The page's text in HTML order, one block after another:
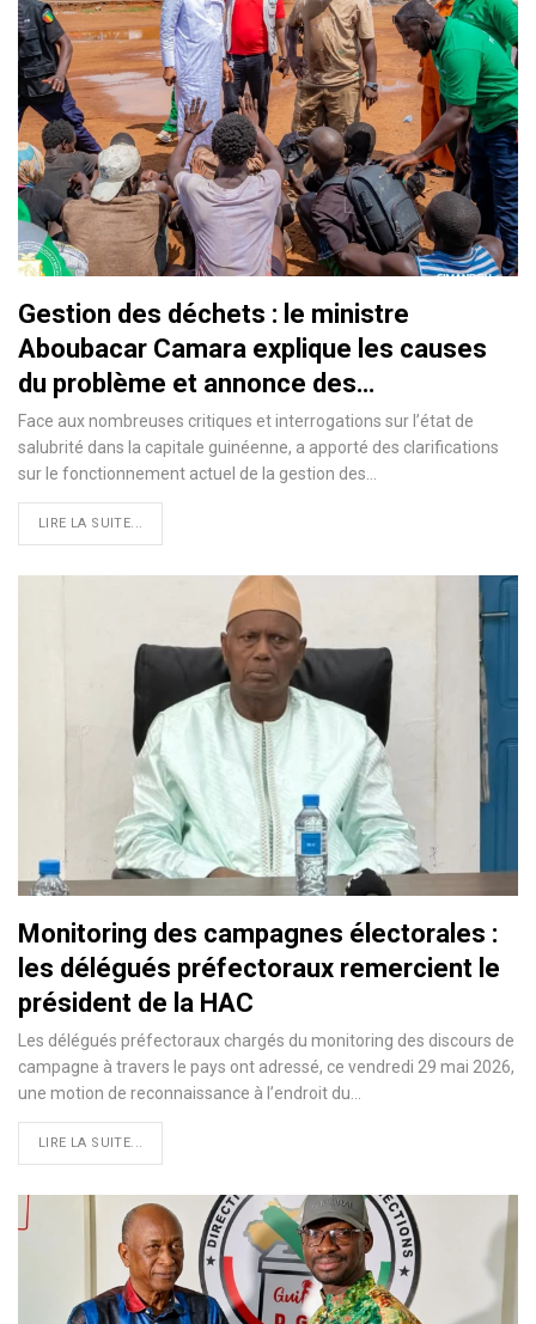
Gestion des déchets : le ministre
Aboubacar Camara explique les causes
du problème et annonce des…
Face aux nombreuses critiques et interrogations sur l’état de
salubrité dans la capitale guinéenne, a apporté des clarifications
sur le fonctionnement actuel de la gestion des…
LIRE LA SUITE...
Monitoring des campagnes électorales :
les délégués préfectoraux remercient le
président de la HAC
Les délégués préfectoraux chargés du monitoring des discours de
campagne à travers le pays ont adressé, ce vendredi 29 mai 2026,
une motion de reconnaissance à l’endroit du…
LIRE LA SUITE...